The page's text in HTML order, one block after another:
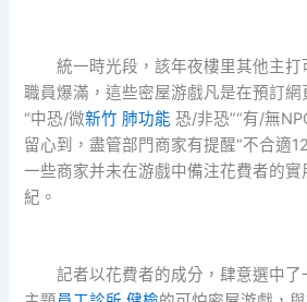
統一時光段，該年夜樓里其他主打
職員爆滿，這些密屋游戲凡是在預訂
“中恐/微新竹 肺功能恐/非恐”“有/無
留心到，盡管部門商家有提醒“不合適
一些商家并未在游戲中備注花費者的實
紀。
記者以花費者的成分，肆意選中了